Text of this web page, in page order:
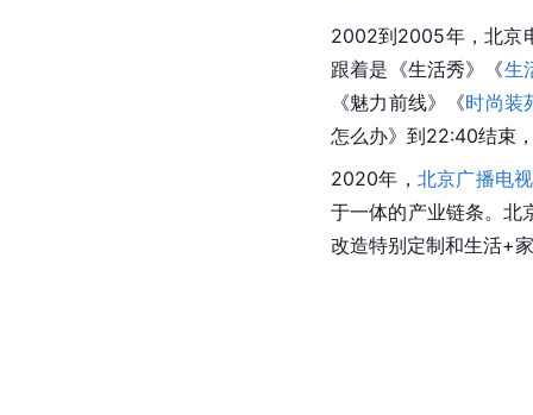
2002到2005年，北京
跟着是《生活秀》《生
《魅力前线》《时尚装
怎么办》到22:40结束
2020年， 北京广播电
于一体的产业链条。北
改造特别定制和生活+